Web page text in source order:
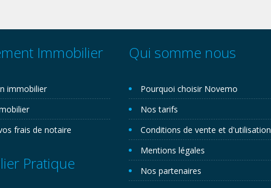
Immobilier
immobilier
frais de notaire
Pratique
Qui somme nous
Pourquoi choisir Novemo
Nos tarifs
Conditions de vente et d'utilisation
Mentions légales
Nos partenaires